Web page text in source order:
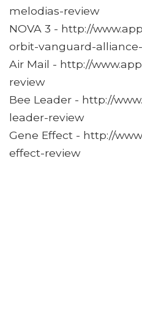
melodias-review
NOVA 3 - http://
orbit-vanguard-
Air Mail - http://
review
Bee Leader - http://
leader-review
Gene Effect - http://
effect-review